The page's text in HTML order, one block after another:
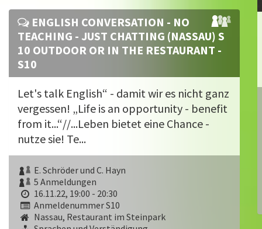
ENGLISH CONVERSATION - NO
TEACHING - JUST CHATTING (NASSAU) S
10 OUTDOOR OR IN THE RESTAURANT -
S10
Let's talk English“ - damit wir es nicht ganz
vergessen! „Life is an opportunity - benefit
from it...“//...Leben bietet eine Chance -
nutze sie! Te...
E. Schröder und C. Hayn
5 Anmeldungen
16.11.22, 19:00 - 20:30
Anmeldenummer S10
Nassau, Restaurant im Steinpark